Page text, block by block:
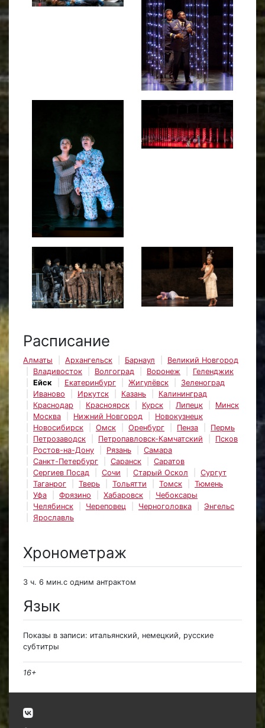
Расписание
Алматы Архангельск Барнаул
Великий Новгород
Владивосток
Волгоград Воронеж
Геленджик
Ейск
Екатеринбург Жигулёвск
Зеленоград
Иваново
Иркутск Казань
Калининград
Краснодар
Красноярск Курск Липецк
Минск
Москва
Нижний Новгород
Новокузнецк
Новосибирск
Омск Оренбург Пенза
Пермь
Петрозаводск
Петропавловск-Камчатский
Псков
Ростов-на-Дону
Рязань
Самара
Санкт-Петербург
Саранск
Саратов
Сергиев Посад
Сочи Старый Оскол
Сургут
Таганрог
Тверь Тольятти Томск
Тюмень
Уфа
Фрязино Хабаровск
Чебоксары
Челябинск
Череповец Черноголовка
Энгельс
Ярославль
Хронометраж
3 ч. 6 мин.с одним антрактом
Язык
Показы в записи: итальянский, немецкий, русские
субтитры
16+